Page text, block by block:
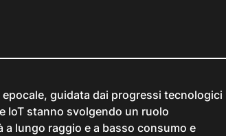
guidata dai progressi tecnologici
IoT stanno svolgendo un ruolo
lungo raggio e a basso consumo e